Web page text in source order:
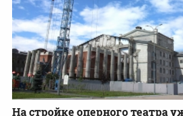
На стройке оперного театра